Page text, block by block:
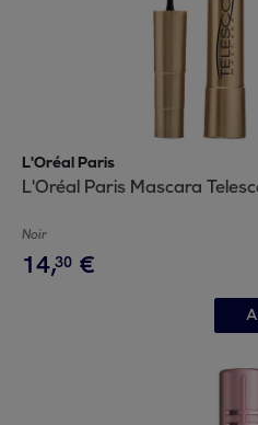
L'Oréal Paris
L'Oréal Paris Mascara
Noir
14,30 €